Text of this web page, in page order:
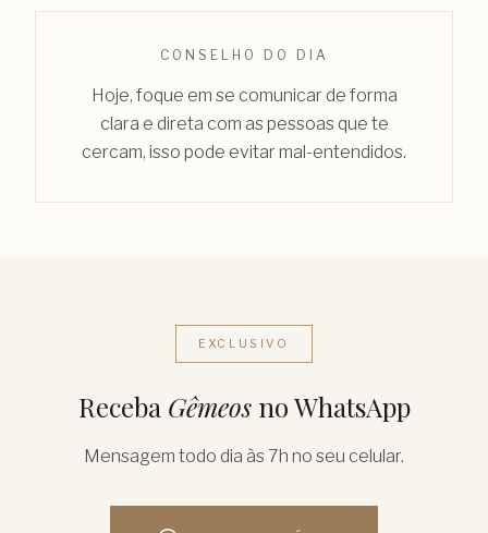
CONSELHO DO DIA
Hoje, foque em se comunicar de forma
clara e direta com as pessoas que te
cercam, isso pode evitar mal-entendidos.
EXCLUSIVO
Receba Gêmeosno WhatsApp
Mensagem todo dia às 7h no seu celular.